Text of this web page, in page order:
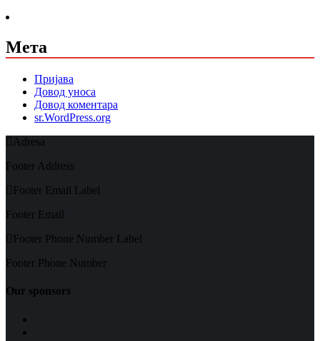
Мета
Пријава
Довод уноса
Довод коментара
sr.WordPress.org
Adresa
Footer Address
Footer Email Label
Footer Email
Footer Phone Number Label
Footer Phone Number
Our sponsors